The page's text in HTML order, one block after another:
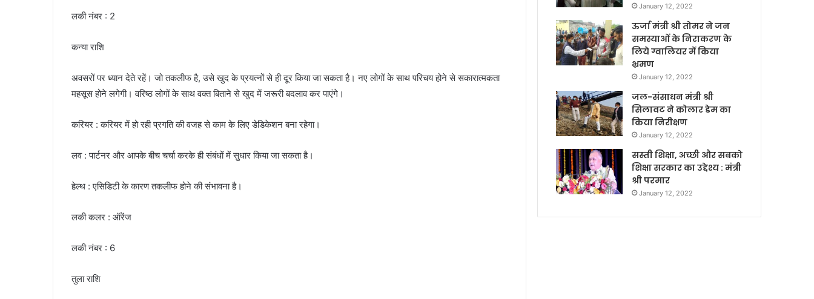
लकी नंबर : 2
कन्या राशि
अवसरों पर ध्यान देते रहें। जो तकलीफ है, उसे खुद के प्रयत्नों से ही दूर किया जा सकता है। नए लोगों के साथ परिचय होने से सकारात्मकता
महसूस होने लगेगी। वरिष्ठ लोगों के साथ वक्त बिताने से खुद में जरूरी बदलाव कर पाएंगे।
करियर : करियर में हो रही प्रगति की वजह से काम के लिए डेडिकेशन बना रहेगा।
लव : पार्टनर और आपके बीच चर्चा करके ही संबंधों में सुधार किया जा सकता है।
हेल्थ : एसिडिटी के कारण तकलीफ होने की संभावना है।
लकी कलर : ऑरेंज
लकी नंबर : 6
तुला राशि
January 12, 2022
ऊर्जा मंत्री श्री तोमर ने जन
समस्याओं के निराकरण के
लिये ग्वालियर में किया
भ्रमण
January 12, 2022
जल-संसाधन मंत्री श्री
सिलावट ने कोलार डेम का
किया निरीक्षण
January 12, 2022
सस्ती शिक्षा, अच्छी और सबको
शिक्षा सरकार का उद्देश्य : मंत्री
श्री परमार
January 12, 2022